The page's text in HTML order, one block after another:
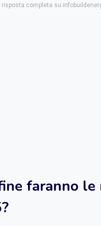
completa su
faranno